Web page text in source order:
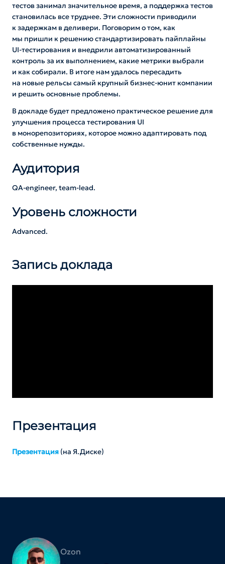
тестов занимал значительное время, а поддержка тестов
становилась все труднее. Эти сложности приводили
к задержкам в деливери. Поговорим о том, как
мы пришли к решению стандартизировать пайплайны
UI-тестирования и внедрили автоматизированный
контроль за их выполнением, какие метрики выбрали
и как собирали. В итоге нам удалось пересадить
на новые рельсы самый крупный бизнес-юнит компании
и решить основные проблемы.
В докладе будет предложено практическое решение для
улучшения процесса тестирования UI
в монорепозиториях, которое можно адаптировать под
собственные нужды.
Аудитория
QA-engineer, team-lead.
Уровень сложности
Advanced.
Запись доклада
Презентация
Презентация (на Я.Диске)
Ozon